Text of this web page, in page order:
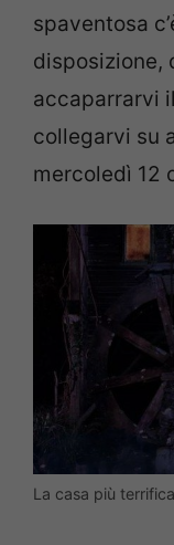
spaventosa
disposizione,
accaparrarvi
collegarvi su
mercoledì 12
La casa più